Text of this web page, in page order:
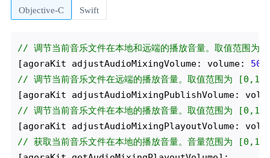
Objective-C Swift
// 调节当前音乐文件在本地和远端的播放音量。取值范围
[agoraKit adjustAudioMixingVolume: volume: 50
// 调节当前音乐文件在远端的播放音量。取值范围为
[agoraKit adjustAudioMixingPublishVolume:
// 调节当前音乐文件在本地的播放音量。取值范围为
[agoraKit adjustAudioMixingPlayoutVolume:
// 获取当前音乐文件在本地的播放音量。音量范围为